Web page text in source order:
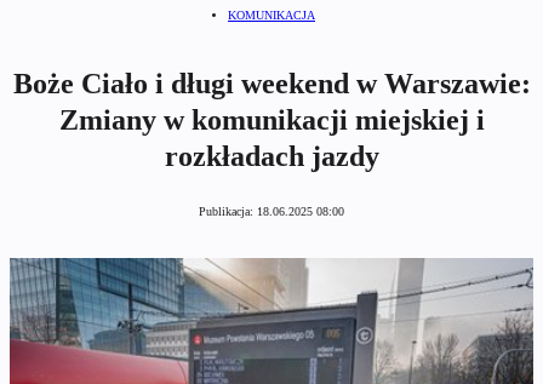
KOMUNIKACJA
Boże Ciało i długi weekend w Warszawie:
Zmiany w komunikacji miejskiej i
rozkładach jazdy
Publikacja: 18.06.2025 08:00